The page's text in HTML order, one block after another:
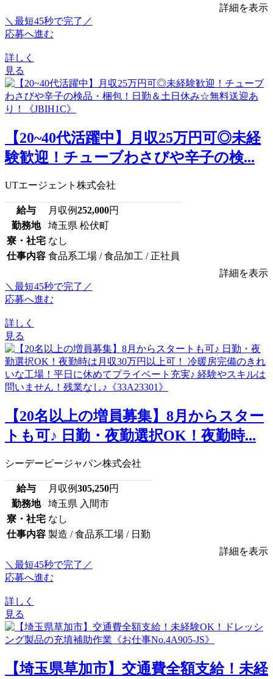
詳細を表示
＼最短45秒で完了／
応募へ進む
詳しく
見る
【20~40代活躍中】月収25万円可◎未経
験歓迎！チューブわさびや辛子の検...
UTエージェント株式会社
給与 月収例252,000円
勤務地
埼玉県 松伏町
寮・社宅 なし
仕事内容 食品系工場 / 食品加工 / 正社員
詳細を表示
＼最短45秒で完了／
応募へ進む
詳しく
見る
【20名以上の増員募集】8月からスター
トも可♪ 日勤・夜勤選択OK！夜勤時...
シーデーピージャパン株式会社
給与 月収例305,250円
勤務地
埼玉県 入間市
寮・社宅 なし
仕事内容 製造 / 食品系工場 / 日勤
詳細を表示
＼最短45秒で完了／
応募へ進む
詳しく
見る
【埼玉県草加市】交通費全額支給！未経